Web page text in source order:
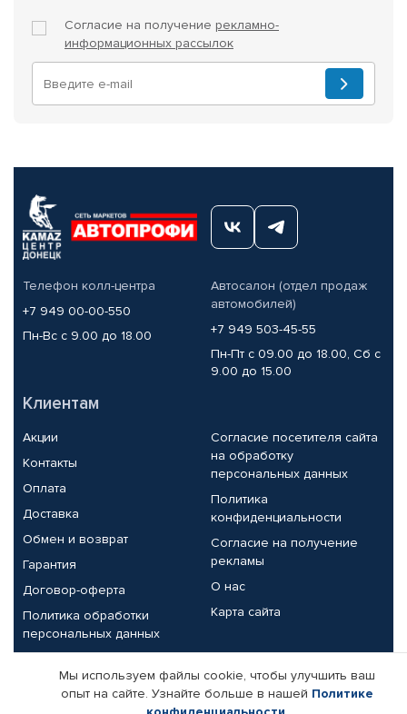
Согласие на получение рекламно-
информационных рассылок
Телефон колл-центра
+7 949 00-00-550
Пн-Вс с 9.00 до 18.00
Автосалон (отдел продаж
автомобилей)
+7 949 503-45-55
Пн-Пт с 09.00 до 18.00, Сб с
9.00 до 15.00
Клиентам
Акции
Контакты
Оплата
Доставка
Обмен и возврат
Гарантия
Договор-оферта
Политика обработки
персональных данных
Согласие посетителя сайта
на обработку
персональных данных
Политика
конфиденциальности
Согласие на получение
рекламы
О нас
Карта сайта
Партнерам
Корпоративным клиентам Реквизиты компании
Мы используем файлы cookie, чтобы улучшить ваш
опыт на сайте. Узнайте больше в нашей Политике